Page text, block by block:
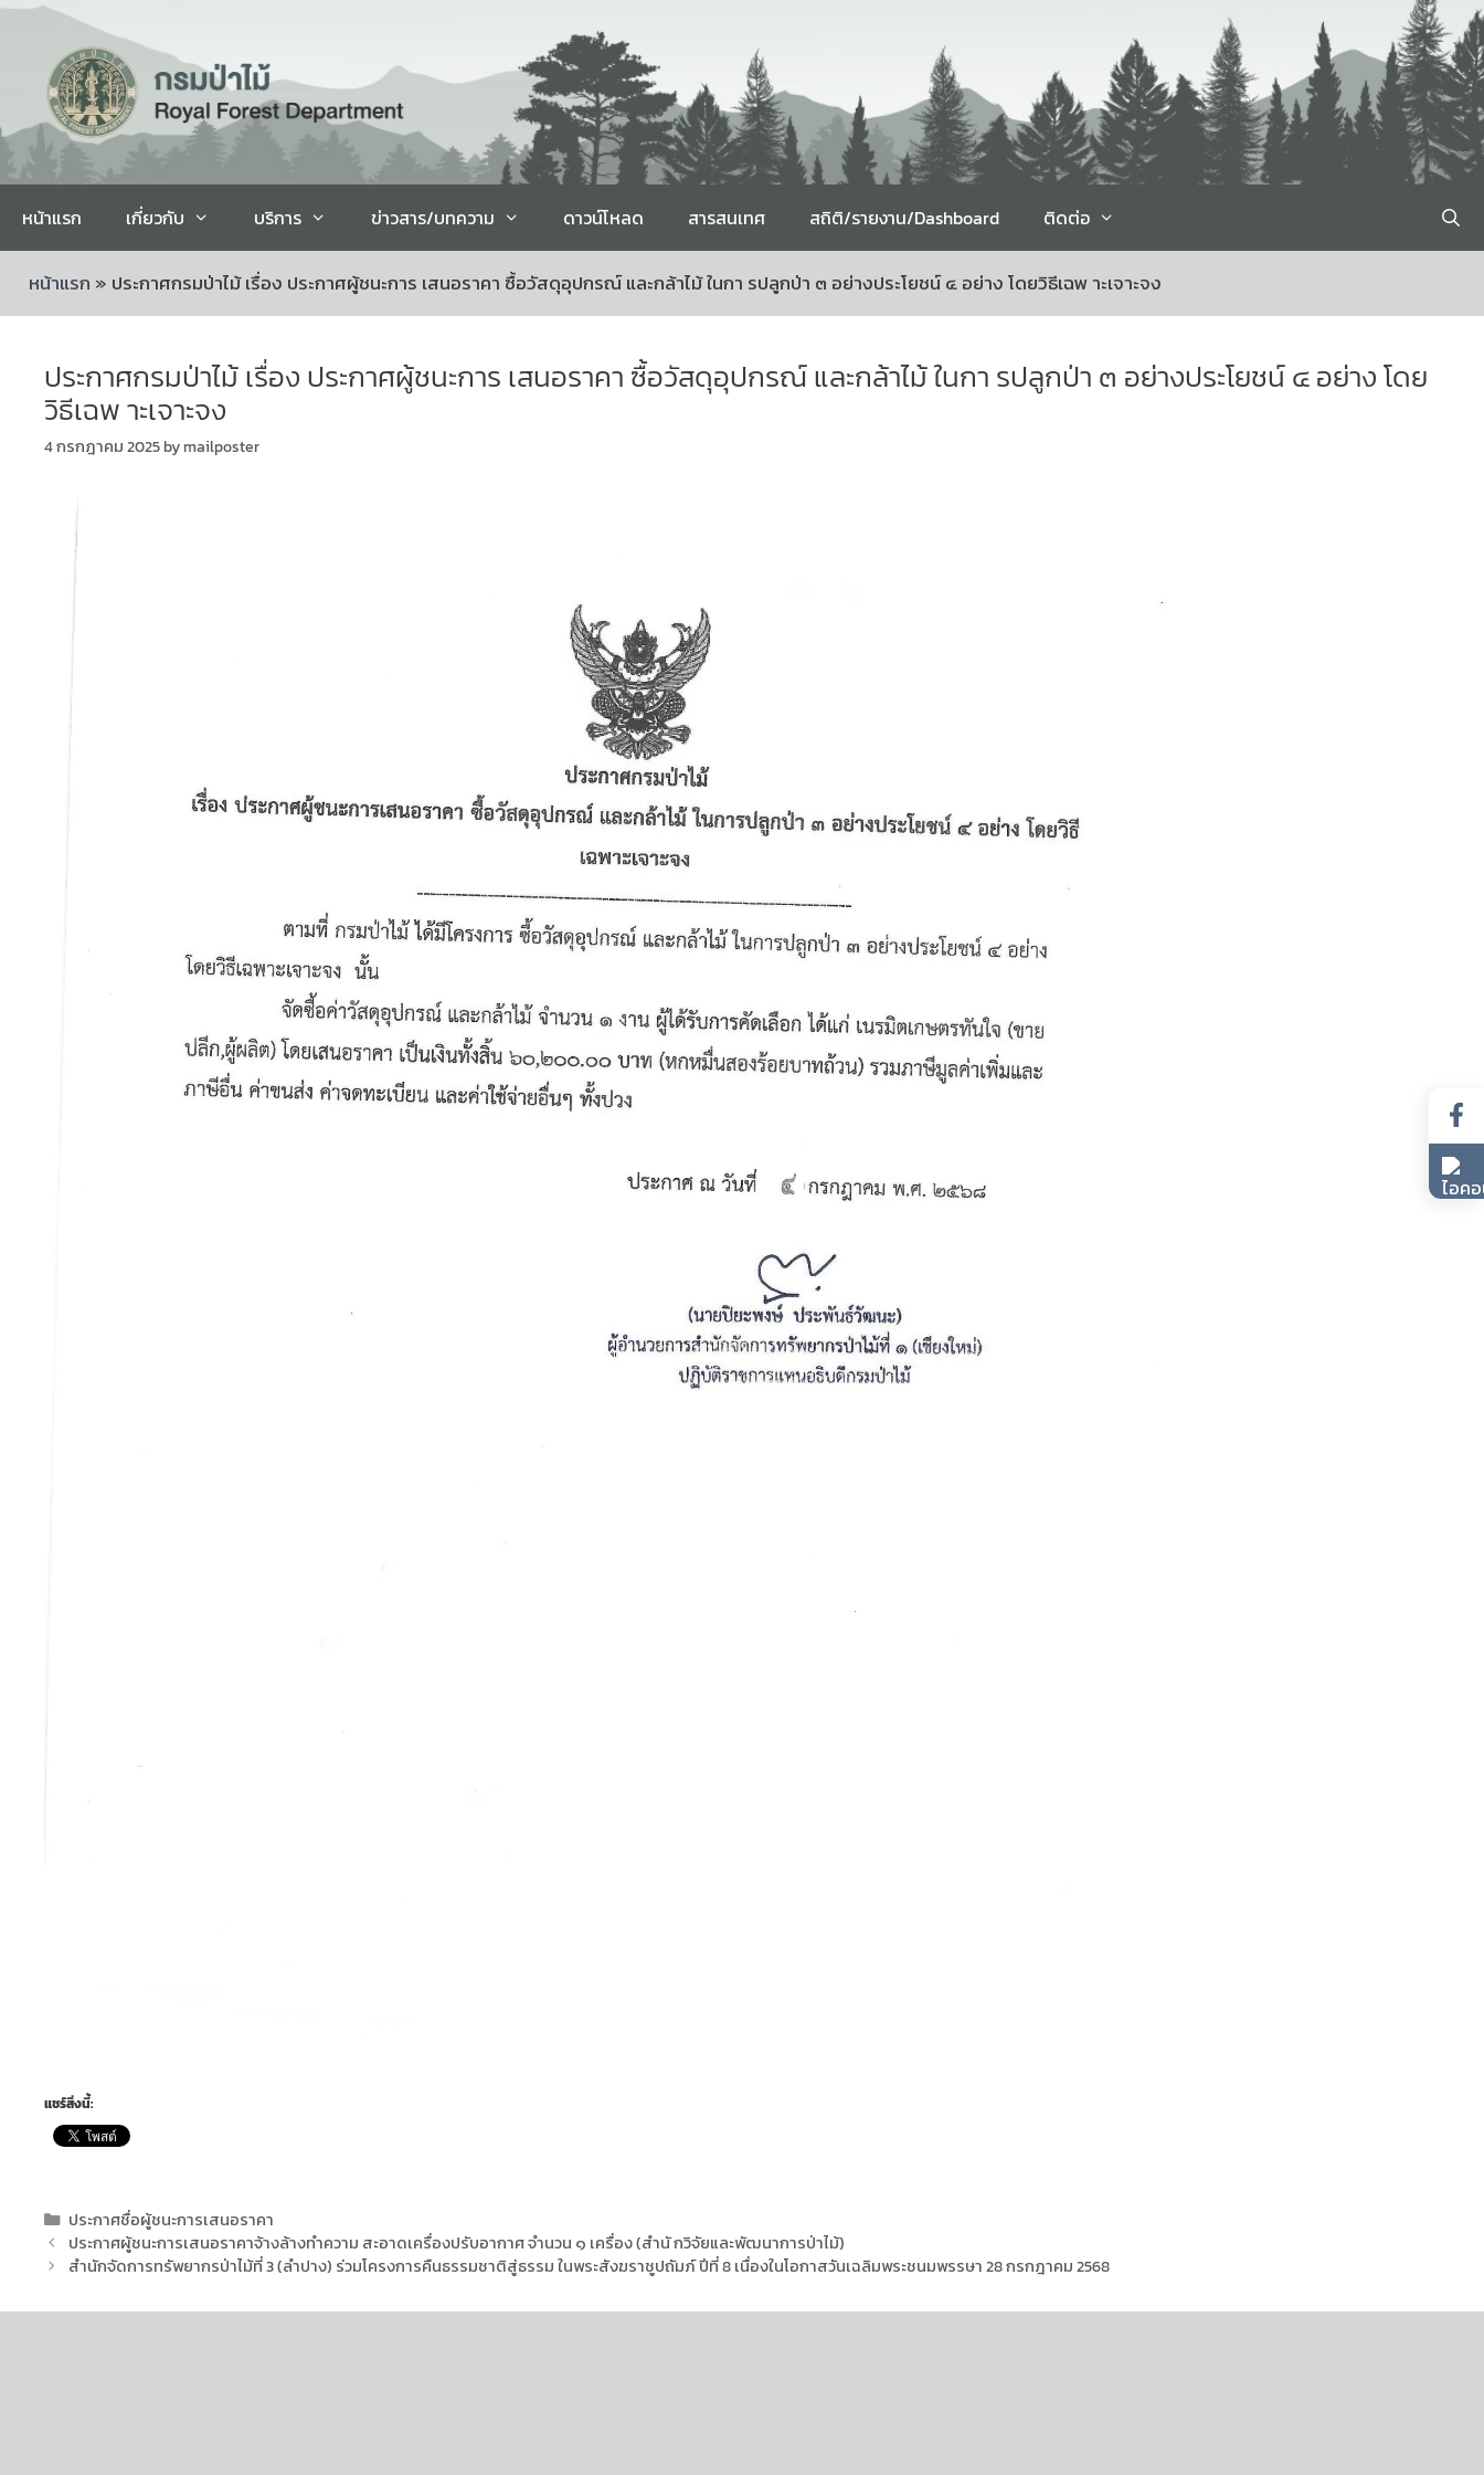
หน้าแรก เกี่ยวกับ บริการ ข่าวสาร/บทความ ดาวน์โหลด สารสนเทศ สถิติ/รายงาน/Dashboard ติดต่อ
หน้าแรก » ประกาศกรมป่าไม้ เรื่อง ประกาศผู้ชนะการ เสนอราคา ซื้อวัสดุอุปกรณ์ และกล้าไม้ ในกา รปลูกป่า ๓ อย่างประโยชน์ ๔ อย่าง โดยวิธีเฉพ าะเจาะจง
ประกาศกรมป่าไม้ เรื่อง ประกาศผู้ชนะการ เสนอราคา ซื้อวัสดุอุปกรณ์ และกล้าไม้ ในกา รปลูกป่า ๓ อย่างประโยชน์ ๔ อย่าง โดย
วิธีเฉพ าะเจาะจง
4 กรกฎาคม 2025bymailposter
แชร์สิ่งนี้:
ประกาศชื่อผู้ชนะการเสนอราคา
ประกาศผู้ชนะการเสนอราคาจ้างล้างทำความ สะอาดเครื่องปรับอากาศ จำนวน ๑ เครื่อง (สำนั กวิจัยและพัฒนาการป่าไม้)
สำนักจัดการทรัพยากรป่าไม้ที่ 3 (ลำปาง) ร่วมโครงการคืนธรรมชาติสู่ธรรม ในพระสังฆราชูปถัมภ์ ปีที่ 8 เนื่องในโอกาสวันเฉลิมพระชนมพรรษา 28 กรกฎาคม 2568